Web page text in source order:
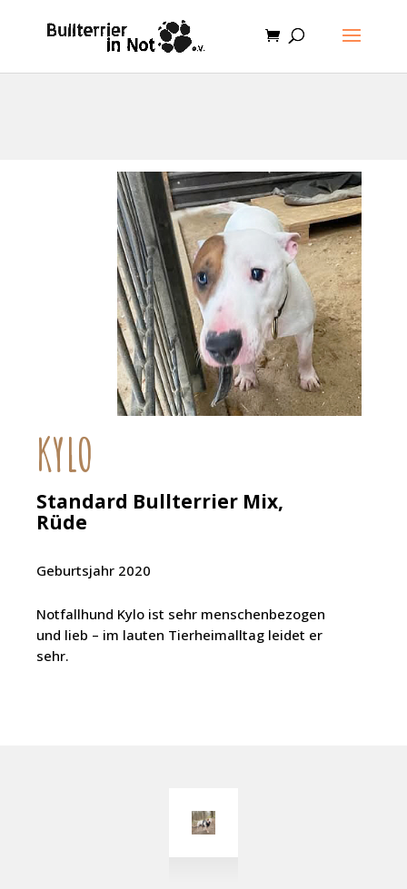
KYLO
Standard Bullterrier Mix,
Rüde
Geburtsjahr 2020
Notfallhund Kylo ist sehr menschenbezogen
und lieb – im lauten Tierheimalltag leidet er
sehr.